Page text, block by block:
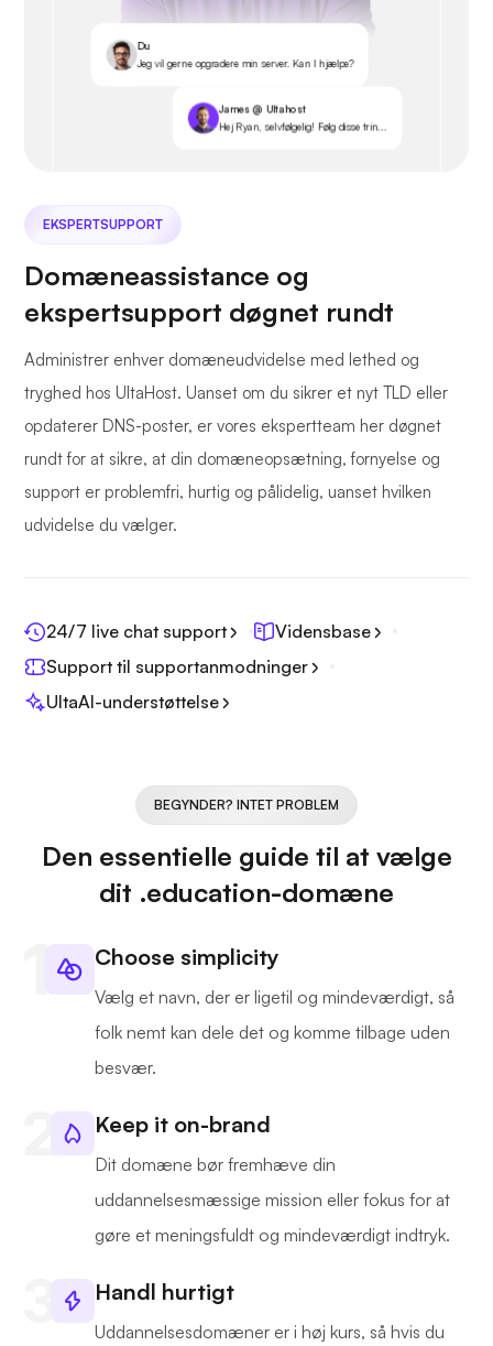
Du
Jeg vil gerne opgradere min server. Kan I hjælpe?
James @ Ultahost
Hej Ryan, selvfølgelig! Følg disse trin...
EKSPERTSUPPORT
Domæneassistance og
ekspertsupport døgnet rundt
Administrer enhver domæneudvidelse med lethed og
tryghed hos UltaHost. Uanset om du sikrer et nyt TLD eller
opdaterer DNS-poster, er vores ekspertteam her døgnet
rundt for at sikre, at din domæneopsætning, fornyelse og
support er problemfri, hurtig og pålidelig, uanset hvilken
udvidelse du vælger.
24/7 live chat support
Vidensbase
Support til supportanmodninger
UltaAI-understøttelse
BEGYNDER? INTET PROBLEM
Den essentielle guide til at vælge
dit .education-domæne
Choose simplicity
Vælg et navn, der er ligetil og mindeværdigt, så
folk nemt kan dele det og komme tilbage uden
besvær.
Keep it on-brand
Dit domæne bør fremhæve din
uddannelsesmæssige mission eller fokus for at
gøre et meningsfuldt og mindeværdigt indtryk.
Handl hurtigt
Uddannelsesdomæner er i høj kurs, så hvis du